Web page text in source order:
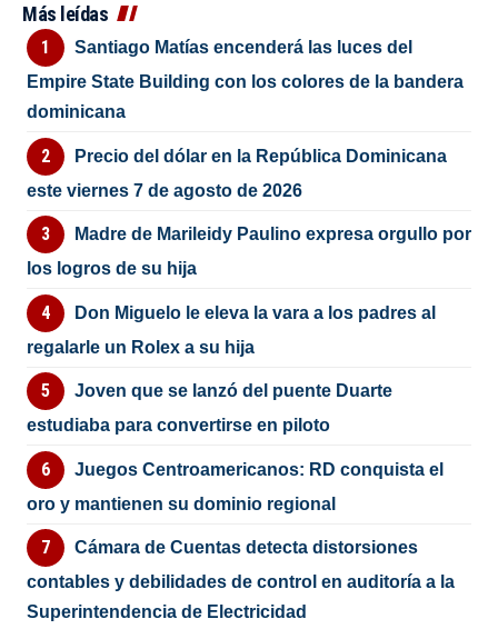
Más leídas
Santiago Matías encenderá las luces del
Empire State Building con los colores de la bandera
dominicana
Precio del dólar en la República Dominicana
este viernes 7 de agosto de 2026
Madre de Marileidy Paulino expresa orgullo por
los logros de su hija
Don Miguelo le eleva la vara a los padres al
regalarle un Rolex a su hija
Joven que se lanzó del puente Duarte
estudiaba para convertirse en piloto
Juegos Centroamericanos: RD conquista el
oro y mantienen su dominio regional
Cámara de Cuentas detecta distorsiones
contables y debilidades de control en auditoría a la
Superintendencia de Electricidad